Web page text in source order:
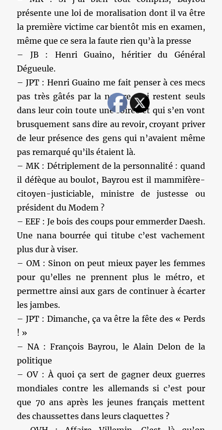
présente une loi de moralisation dont il va être
la première victime car bientôt mis en examen,
même que ce sera la faute rien qu’à la presse
– JB : Henri Guaino, héritier du Général
Dégueule.
– JPT : Henri Guaino me fait penser à ces mecs
pas très gâtés par la nature, qui restent seuls
dans leur coin toute une soirée et qui s’en vont
brusquement sans dire au revoir, croyant priver
de leur présence des gens qui n’avaient même
pas remarqué qu’ils étaient là.
– MK : Détriplement de la personnalité : quand
il défèque au boulot, Bayrou est il mammifère-
citoyen-justiciable, ministre de justesse ou
président du Modem ?
– EEF : Je bois des coups pour emmerder Daesh.
Une nana bourrée qui titube c’est vachement
plus dur à viser.
– OM : Sinon on peut mieux payer les femmes
pour qu’elles ne prennent plus le métro, et
permettre ainsi aux gars de continuer à écarter
les jambes.
– JPT : Dimanche, ça va être la fête des « Perds
! »
– NA : François Bayrou, le Alain Delon de la
politique
– OV : À quoi ça sert de gagner deux guerres
mondiales contre les allemands si c’est pour
que 70 ans après les jeunes français mettent
des chaussettes dans leurs claquettes ?